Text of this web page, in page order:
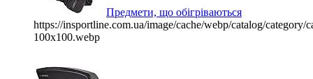
Предмети, що обігріваються
https://insportline.com.ua/image/cache/webp/catalog/category/
100x100.webp